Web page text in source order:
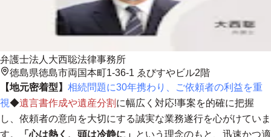
弁護士法人大西聡法律事務所
徳島県徳島市両国本町1-36-1 ゑびすやビル2階
【地元密着型】 相続問題に30年携わり、ご依頼者の利益を重
視◆遺言書作成や遺産分割 に幅広く対応!事案を的確に把握
し、依頼者の意向を大切にする誠実な業務遂行を心がけていま
す。
「心は熱く、頭は冷静に」 という理念のもと、迅速かつ適